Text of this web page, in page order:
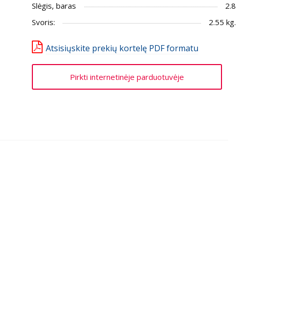
Slėgis, baras
2.8
Svoris:
2.55 kg.
Atsisiųskite prekių kortelę PDF formatu
Pirkti internetinėje parduotuvėje